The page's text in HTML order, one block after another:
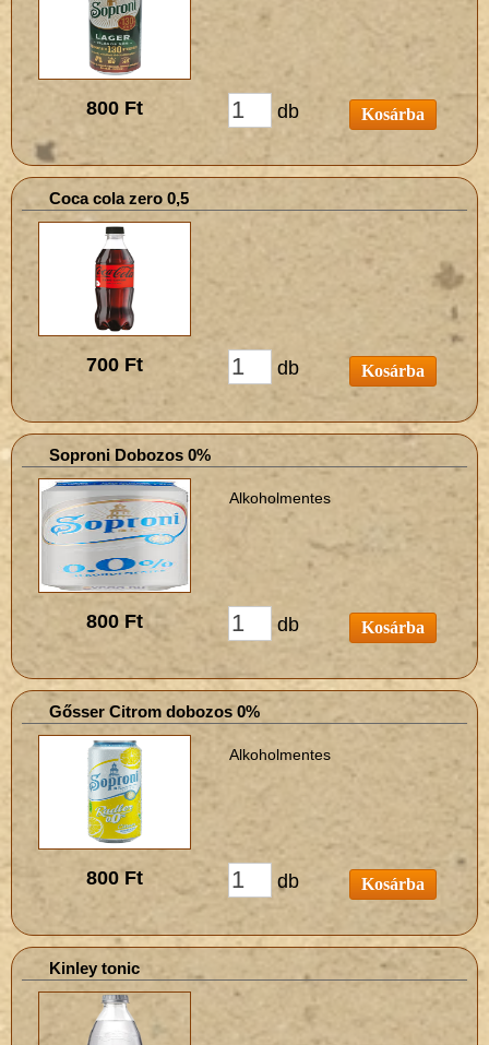
800 Ft db Kosárba
Coca cola zero 0,5
700 Ft db Kosárba
Soproni Dobozos 0%
Alkoholmentes
800 Ft db Kosárba
Gősser Citrom dobozos 0%
Alkoholmentes
800 Ft db Kosárba
Kinley tonic